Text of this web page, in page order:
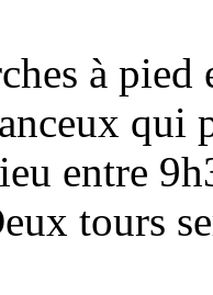
à
entre
tours